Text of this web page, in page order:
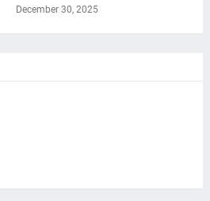
December 30, 2025